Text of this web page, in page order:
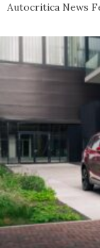
Autocritica News